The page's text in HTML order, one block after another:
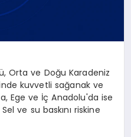
Orta ve Doğu Karadeniz
kuvvetli sağanak ve
Ege ve İç Anadolu'da ise
ve su baskını riskine